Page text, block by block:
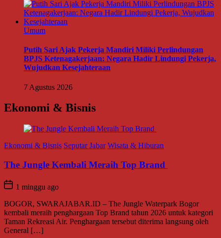
Umum
Putih Sari Ajak Pekerja Mandiri Miliki Perlindungan
BPJS Ketenagakerjaan: Negara Hadir Lindungi Pekerja,
Wujudkan Kesejahteraan
7 Agustus 2026
Ekonomi & Bisnis
Ekonomi & Bisnis Seputar Jabar Wisata & Hiburan
The Jungle Kembali Meraih Top Brand
1 minggu ago
BOGOR, SWARAJABAR.ID – The Jungle Waterpark Bogor
kembali meraih penghargaan Top Brand tahun 2026 untuk kategori
Taman Rekreasi Air. Penghargaan tersebut diterima langsung oleh
General […]